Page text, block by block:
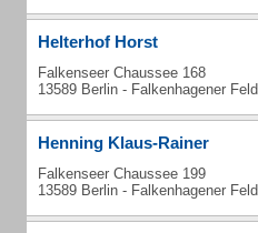
Helterhof Horst
Falkenseer Chaussee 168
13589 Berlin - Falkenhagener Feld
Henning Klaus-Rainer
Falkenseer Chaussee 199
13589 Berlin - Falkenhagener Feld